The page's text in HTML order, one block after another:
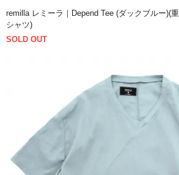
remilla レミーラ｜Depend Tee (ダックブルー)(
シャツ)
SOLD OUT